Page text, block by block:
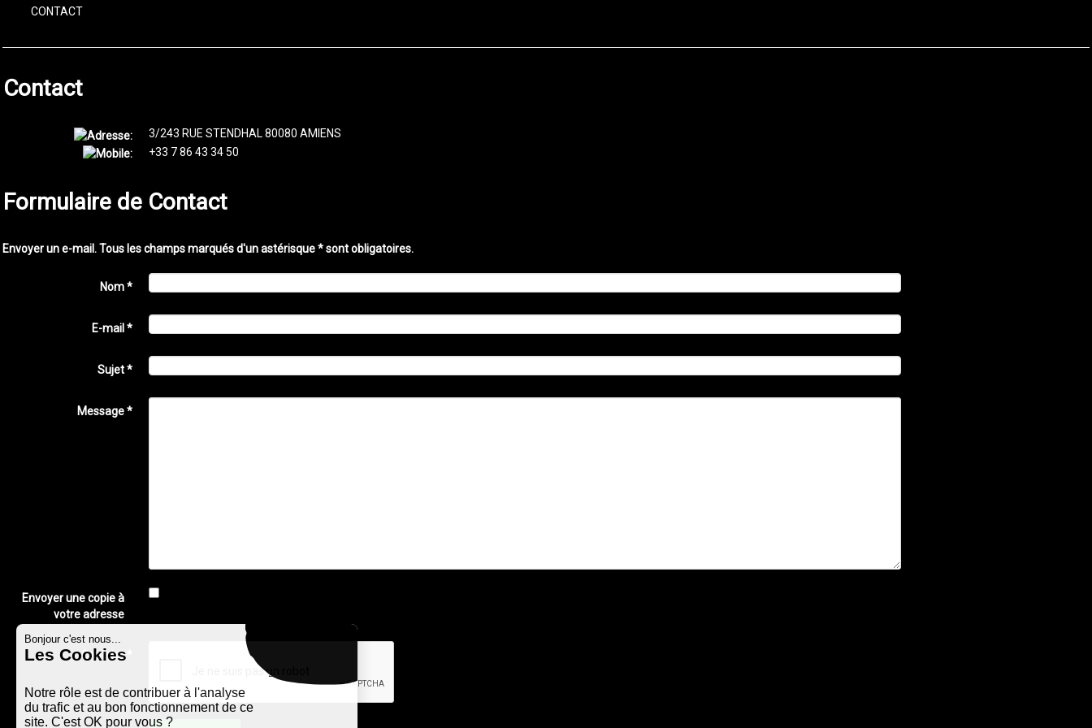
CONTACT
Contact
3/243 RUE STENDHAL 80080 AMIENS
+33 7 86 43 34 50
Formulaire de Contact
Envoyer un e-mail. Tous les champs marqués d'un astérisque * sont obligatoires.
Nom*
E-mail*
Sujet*
Message*
Envoyer une copie à
votre adresse
Captcha*
Bonjour c'est nous...
Les Cookies
Notre rôle est de contribuer à l'analyse
du trafic et au bon fonctionnement de ce
site. C'est OK pour vous ?